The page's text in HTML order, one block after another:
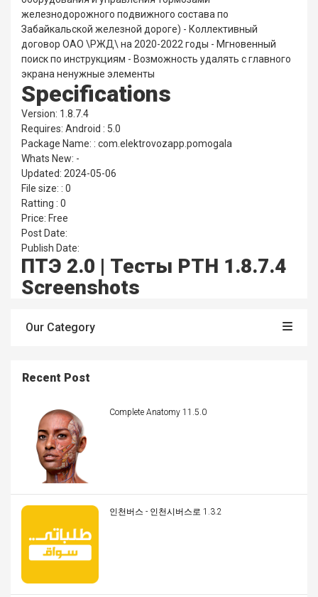
железнодорожного подвижного состава по
Забайкальской железной дороге) - Коллективный
договор ОАО \РЖД\ на 2020-2022 годы - Мгновенный
поиск по инструкциям - Возможность удалять с главного
экрана ненужные элементы
Specifications
Version: 1.8.7.4
Requires: Android : 5.0
Package Name: : com.elektrovozapp.pomogala
Whats New: -
Updated: 2024-05-06
File size: : 0
Ratting : 0
Price: Free
Post Date:
Publish Date:
ПТЭ 2.0 | Тесты РТН 1.8.7.4
Screenshots
Our Category
Recent Post
Complete Anatomy 11.5.0
인천버스 - 인천시버스로 1.3.2